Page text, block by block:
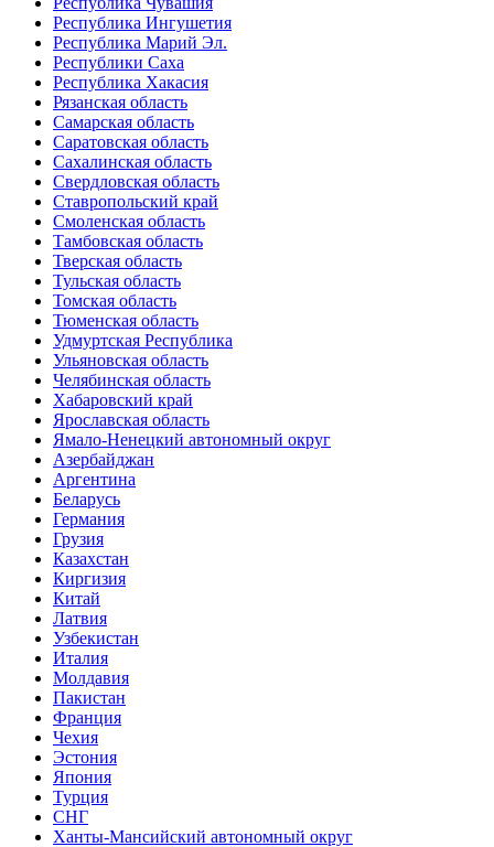
Республика Ингушетия
Республика Марий Эл.
Республики Саха
Республика Хакасия
Рязанская область
Самарская область
Саратовская область
Сахалинская область
Свердловская область
Ставропольский край
Смоленская область
Тамбовская область
Тверская область
Тульская область
Томская область
Тюменская область
Удмуртская Республика
Ульяновская область
Челябинская область
Хабаровский край
Ярославская область
Ямало-Ненецкий автономный округ
Азербайджан
Аргентина
Беларусь
Германия
Грузия
Казахстан
Киргизия
Китай
Латвия
Узбекистан
Италия
Молдавия
Пакистан
Франция
Чехия
Эстония
Япония
Турция
СНГ
Ханты-Мансийский автономный округ